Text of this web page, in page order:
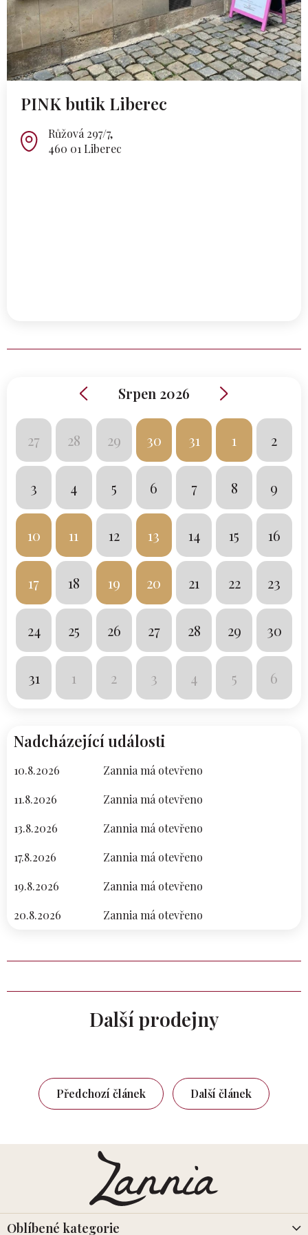
PINK butik Liberec
Růžová 297/7,
460 01 Liberec
Srpen 2026
27 28 29 30 31 1 2
3 4 5 6 7 8 9
10 11 12 13 14 15 16
17 18 19 20 21 22 23
24 25 26 27 28 29 30
31 1 2 3 4 5 6
Nadcházející události
10.8.2026
Zannia má otevřeno
11.8.2026
Zannia má otevřeno
13.8.2026
Zannia má otevřeno
17.8.2026
Zannia má otevřeno
19.8.2026
Zannia má otevřeno
20.8.2026
Zannia má otevřeno
Další prodejny
Předchozí článek Další článek
t
Oblíbené kategorie